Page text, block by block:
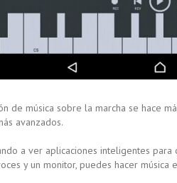
de música sobre la marcha se hace
avanzados.
a ver aplicaciones inteligentes
y un monitor, puedes hacer